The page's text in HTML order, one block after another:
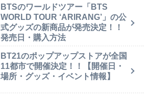
BTSのワールドツアー「BTS
WORLD TOUR ‘ARIRANG’」の公
式グッズの新商品が発売決定！！
発売日・購入方法
BT21のポップアップストアが全国
11都市で開催決定！！【開催日・
場所・グッズ・イベント情報】